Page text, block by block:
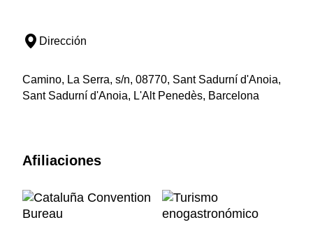
Dirección
Camino, La Serra, s/n, 08770, Sant Sadurní d'Anoia,
Sant Sadurní d'Anoia, L'Alt Penedès, Barcelona
Afiliaciones